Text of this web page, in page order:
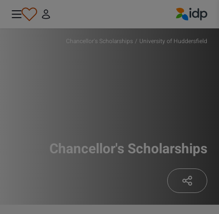
IDP Education
University of Huddersfield
/
Chancellor's Scholarships
Chancellor's Scholarships